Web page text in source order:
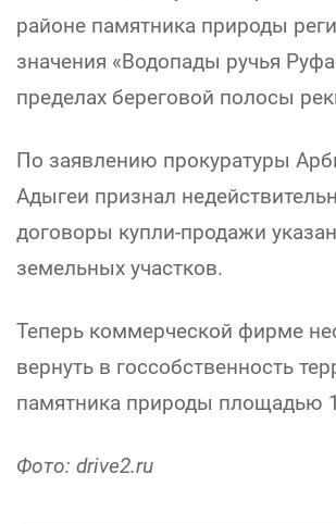
районе памятника природы
значения «Водопады ручья
пределах береговой полосы
По заявлению прокуратуры
Адыгеи признал
договоры купли-продажи
земельных участков.
Теперь коммерческой фирме
вернуть в госсобственность
памятника природы площадью
Фото: drive2.ru